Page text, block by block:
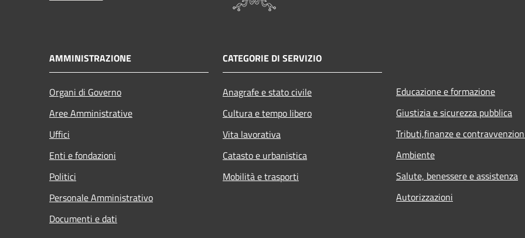
AMMINISTRAZIONE
Organi di Governo
Aree Amministrative
Uffici
Enti e fondazioni
Politici
Personale Amministrativo
Documenti e dati
CATEGORIE DI SERVIZIO
Anagrafe e stato civile
Cultura e tempo libero
Vita lavorativa
Catasto e urbanistica
Mobilità e trasporti
Educazione e formazione
Giustizia e sicurezza pubblica
Tributi,finanze e
Ambiente
Salute, benessere e assistenza
Autorizzazioni